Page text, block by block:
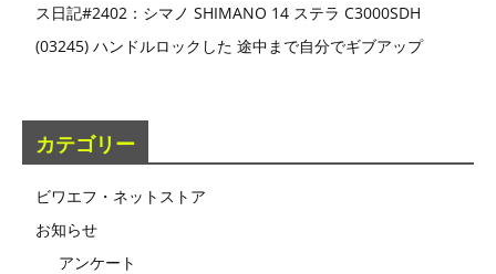
ス日記#2402：シマノ SHIMANO 14 ステラ C3000SDH
(03245) ハンドルロックした 途中まで自分でギブアップ
カテゴリー
ビワエフ・ネットストア
お知らせ
アンケート